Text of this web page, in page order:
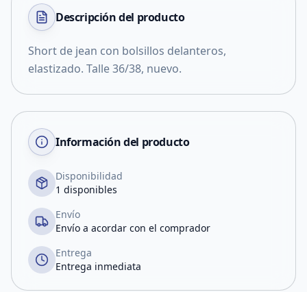
Descripción del producto
Short de jean con bolsillos delanteros,
elastizado. Talle 36/38, nuevo.
Información del producto
Disponibilidad
1 disponibles
Envío
Envío a acordar con el comprador
Entrega
Entrega inmediata